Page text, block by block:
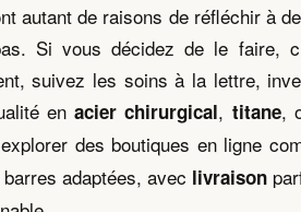
autant de raisons de réfléchir à
Si vous décidez de le faire,
suivez les soins à la lettre,
enacier chirurgical, titane,
des boutiques en ligne
adaptées, avec livraison